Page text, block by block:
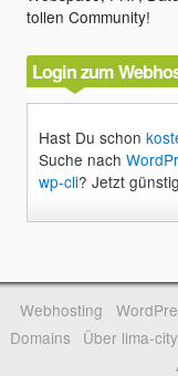
tollen Community!
Login zum
Hast Du schon
Suche nach
wp-cli? Jetzt
Webhosting
Domains
Über lima-city